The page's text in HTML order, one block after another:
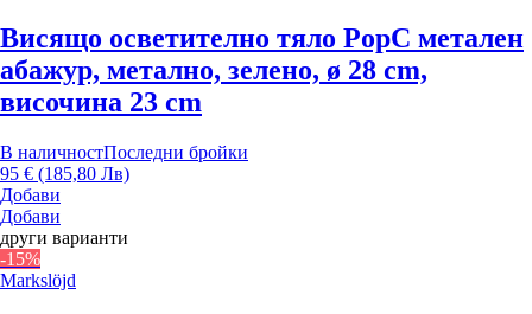
Висящо осветително тяло PopС метален
абажур, метално, зелено, ø 28 cm,
височина 23 cm
В наличностПоследни бройки
95 € (185,80 Лв)
Добави
Добави
други варианти
-15%
Markslöjd